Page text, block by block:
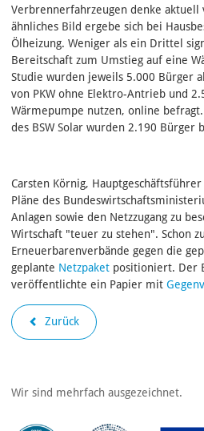
Verbrennerfahrzeugen denke aktuell
ähnliches Bild ergebe sich bei
Ölheizung. Weniger als ein Drittel
Bereitschaft zum Umstieg auf eine
Studie wurden jeweils 5.000 Bürger
von PKW ohne Elektro-Antrieb und
Wärmepumpe nutzen, online
des BSW Solar wurden 2.190 Bürger
Carsten Körnig,
Pläne des
Anlagen sowie den Netzzugang zu
Wirtschaft "teuer zu stehen". Schon
Erneuerbarenverbände gegen die
geplante Netzpaket positioniert. Der
veröffentlichte ein Papier mit
Zurück
Wir sind mehrfach ausgezeichnet.